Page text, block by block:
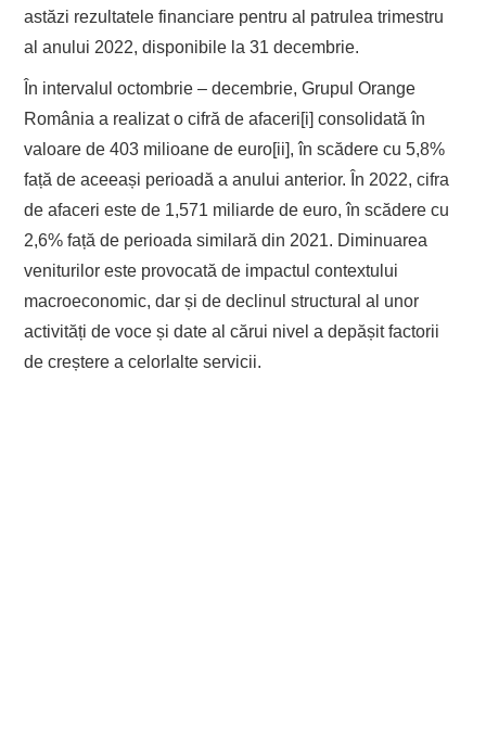
astăzi rezultatele financiare pentru al patrulea trimestru
al anului 2022, disponibile la 31 decembrie.
În intervalul octombrie – decembrie, Grupul Orange
România a realizat o cifră de afaceri[i] consolidată în
valoare de 403 milioane de euro[ii], în scădere cu 5,8%
față de aceeași perioadă a anului anterior. În 2022, cifra
de afaceri este de 1,571 miliarde de euro, în scădere cu
2,6% față de perioada similară din 2021. Diminuarea
veniturilor este provocată de impactul contextului
macroeconomic, dar și de declinul structural al unor
activități de voce și date al cărui nivel a depășit factorii
de creștere a celorlalte servicii.